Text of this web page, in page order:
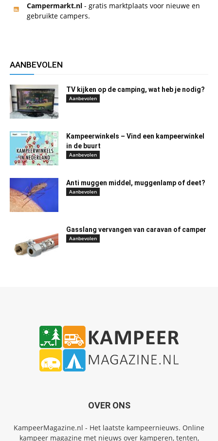
Campermarkt.nl - gratis marktplaats voor nieuwe en
gebruikte campers.
AANBEVOLEN
TV kijken op de camping, wat heb je nodig?
Aanbevolen
Kampeerwinkels – Vind een kampeerwinkel
in de buurt
Aanbevolen
Anti muggen middel, muggenlamp of deet?
Aanbevolen
Gasslang vervangen van caravan of camper
Aanbevolen
OVER ONS
KampeerMagazine.nl - Het laatste kampeernieuws. Online
kampeer magazine met nieuws over kamperen, tenten,